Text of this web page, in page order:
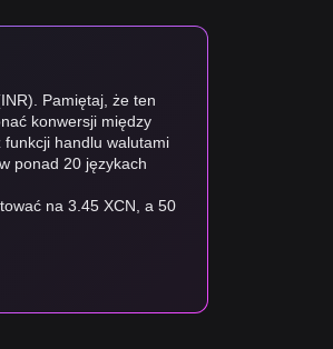
Pamiętaj, że ten
konwersji między
handlu walutami
ponad 20 językach
na 3.45 XCN, a 50